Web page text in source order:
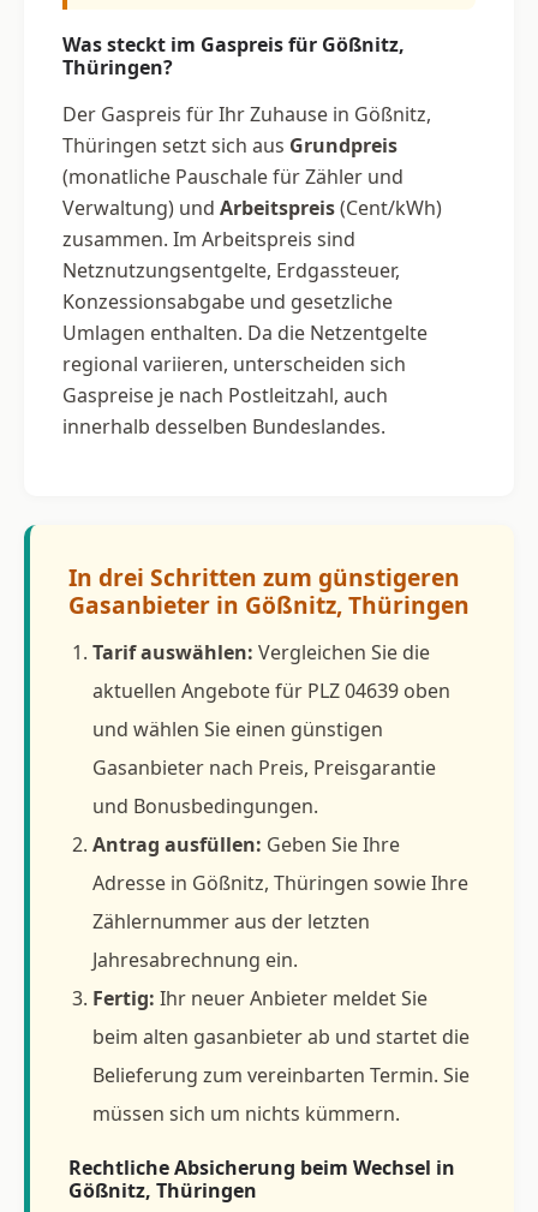
Was steckt im Gaspreis für Gößnitz,
Thüringen?
Der Gaspreis für Ihr Zuhause in Gößnitz,
Thüringen setzt sich aus Grundpreis
(monatliche Pauschale für Zähler und
Verwaltung) und Arbeitspreis(Cent/kWh)
zusammen. Im Arbeitspreis sind
Netznutzungsentgelte, Erdgassteuer,
Konzessionsabgabe und gesetzliche
Umlagen enthalten. Da die Netzentgelte
regional variieren, unterscheiden sich
Gaspreise je nach Postleitzahl, auch
innerhalb desselben Bundeslandes.
In drei Schritten zum günstigeren
Gasanbieter in Gößnitz, Thüringen
Tarif auswählen: Vergleichen Sie die
aktuellen Angebote für PLZ 04639 oben
und wählen Sie einen günstigen
Gasanbieter nach Preis, Preisgarantie
und Bonusbedingungen.
Antrag ausfüllen: Geben Sie Ihre
Adresse in Gößnitz, Thüringen sowie Ihre
Zählernummer aus der letzten
Jahresabrechnung ein.
Fertig: Ihr neuer Anbieter meldet Sie
beim alten gasanbieter ab und startet die
Belieferung zum vereinbarten Termin. Sie
müssen sich um nichts kümmern.
Rechtliche Absicherung beim Wechsel in
Gößnitz, Thüringen